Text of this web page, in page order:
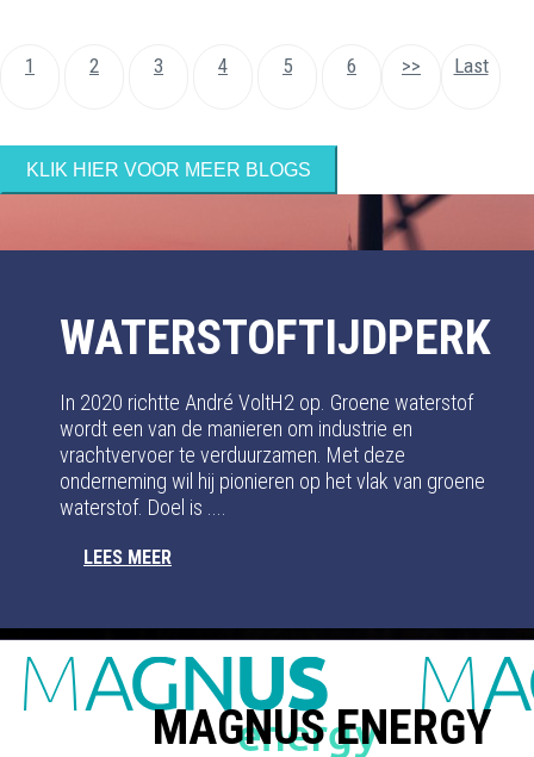
1 2 3 4 5 6 >> Last
KLIK HIER VOOR MEER BLOGS
WATERSTOFTIJDPERK
In 2020 richtte André VoltH2 op. Groene waterstof
wordt een van de manieren om industrie en
vrachtvervoer te verduurzamen. Met deze
onderneming wil hij pionieren op het vlak van groene
waterstof. Doel is ....
LEES MEER
MAGNUS ENERGY